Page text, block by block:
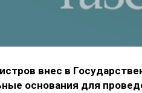
внес в
основания для